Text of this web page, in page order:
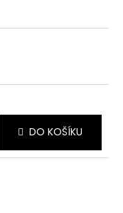
DO KOŠÍKU